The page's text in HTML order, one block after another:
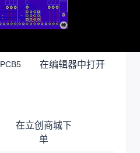
PCB5 在编辑器中打开
在立创商城下
单